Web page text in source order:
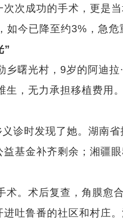
次成功的手术，更是当
如今已降至约3%，急危
”
曙光村，9岁的阿迪拉
生，无力承担移植费用
时发现了她。湖南省
益基金补齐剩余；湘疆
。术后复查，角膜愈合
吐鲁番的社区和村庄。